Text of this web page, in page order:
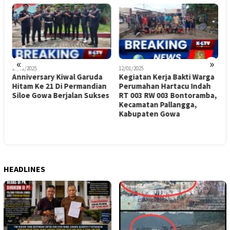
« »
27/01/2025
Anniversary Kiwal Garuda
Hitam Ke 21 Di Permandian
Siloe Gowa Berjalan Sukses
12/01/2025
Kegiatan Kerja Bakti Warga
Perumahan Hartacu Indah
RT 003 RW 003 Bontoramba,
Kecamatan Pallangga,
Kabupaten Gowa
HEADLINES